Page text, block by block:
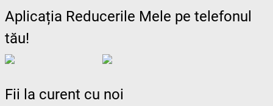
Aplicația Reducerile Mele pe telefonul
tău!
Fii la curent cu noi